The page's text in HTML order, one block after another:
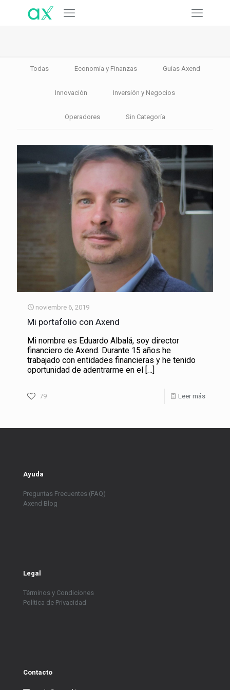
Todas Economía y Finanzas Guías Axend
Innovación Inversión y Negocios
Operadores Sin Categoría
noviembre 6, 2019
Mi portafolio con Axend
Mi nombre es Eduardo Albalá, soy director
financiero de Axend. Durante 15 años he
trabajado con entidades financieras y he tenido
oportunidad de adentrarme en el […]
79 Leer más
Ayuda
Preguntas Frecuentes (FAQ)
Axend Blog
Legal
Términos y Condiciones
Política de Privacidad
Contacto